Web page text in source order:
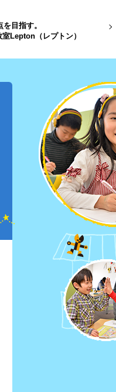
目指す。
Lepton（レプトン）